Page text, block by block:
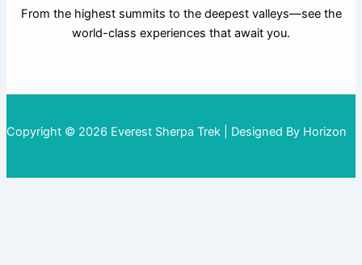
From the highest summits to the deepest valleys—see the
world-class experiences that await you.
Copyright © 2026 Everest Sherpa Trek | Designed By Horizon